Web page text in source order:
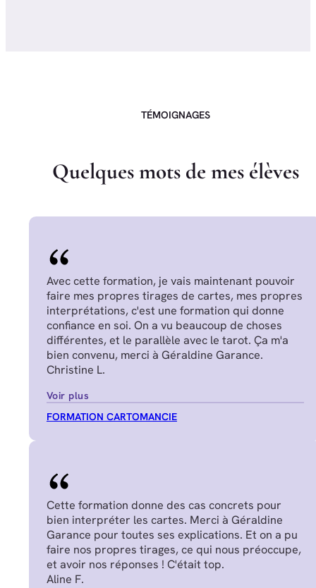
TÉMOIGNAGES
Quelquesmots de mes élèves
Avec cette formation, je vais maintenant pouvoir
faire mes propres tirages de cartes, mes propres
interprétations, c'est une formation qui donne
confiance en soi. On a vu beaucoup de choses
différentes, et le parallèle avec le tarot. Ça m'a
bien convenu, merci à Géraldine Garance.
Christine L.
Voir plus
FORMATION CARTOMANCIE
Cette formation donne des cas concrets pour
bien interpréter les cartes. Merci à Géraldine
Garance pour toutes ses explications. Et on a pu
faire nos propres tirages, ce qui nous préoccupe,
et avoir nos réponses ! C'était top.
Aline F.